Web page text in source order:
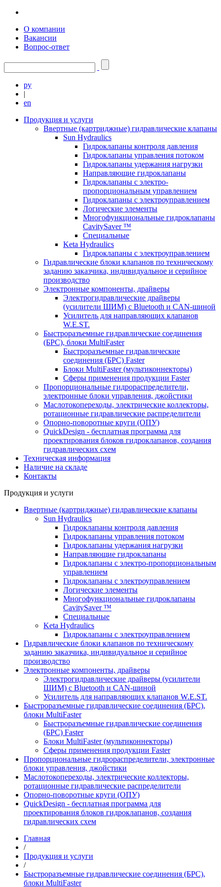
О компании
Вакансии
Вопрос-ответ
ру
|
en
Продукция и услуги
Ввертные (картриджные) гидравлические клапаны
Sun Hydraulics
Гидроклапаны контроля давления
Гидроклапаны управления потоком
Гидроклапаны удержания нагрузки
Направляющие гидроклапаны
Гидроклапаны с электро-
пропорциональным управлением
Гидроклапаны с электроуправлением
Логические элементы
Многофункциональные гидроклапаны
CavitySaver ™
Специальные
Keta Hydraulics
Гидроклапаны с электроуправлением
Гидравлические блоки клапанов по техническому
заданию заказчика, индивидуальное и серийное
производство
Электронные компоненты, драйверы
Электрогидравлические драйверы
(усилители ШИМ) с Bluetooth и CAN-шиной
Усилитель для направляющих клапанов
W.E.ST.
Быстроразъемные гидравлические соединения
(БРС), блоки MultiFaster
Быстроразъемные гидравлические
соединения (БРС) Faster
Блоки MultiFaster (мультиконнекторы)
Сферы применения продукции Faster
Пропорциональные гидрораспределители,
электронные блоки управления, джойстики
Маслотокопереходы, электрические коллекторы,
ротационные гидравлические распределители
Опорно-поворотные круги (ОПУ)
QuickDesign - бесплатная программа для
проектирования блоков гидроклапанов, создания
гидравлических схем
Техническая информация
Наличие на складе
Контакты
Продукция и услуги
Ввертные (картриджные) гидравлические клапаны
Sun Hydraulics
Гидроклапаны контроля давления
Гидроклапаны управления потоком
Гидроклапаны удержания нагрузки
Направляющие гидроклапаны
Гидроклапаны с электро-пропорциональным
управлением
Гидроклапаны с электроуправлением
Логические элементы
Многофункциональные гидроклапаны
CavitySaver ™
Специальные
Keta Hydraulics
Гидроклапаны с электроуправлением
Гидравлические блоки клапанов по техническому
заданию заказчика, индивидуальное и серийное
производство
Электронные компоненты, драйверы
Электрогидравлические драйверы (усилители
ШИМ) с Bluetooth и CAN-шиной
Усилитель для направляющих клапанов W.E.ST.
Быстроразъемные гидравлические соединения (БРС),
блоки MultiFaster
Быстроразъемные гидравлические соединения
(БРС) Faster
Блоки MultiFaster (мультиконнекторы)
Сферы применения продукции Faster
Пропорциональные гидрораспределители, электронные
блоки управления, джойстики
Маслотокопереходы, электрические коллекторы,
ротационные гидравлические распределители
Опорно-поворотные круги (ОПУ)
QuickDesign - бесплатная программа для
проектирования блоков гидроклапанов, создания
гидравлических схем
Главная
/
Продукция и услуги
/
Быстроразъемные гидравлические соединения (БРС),
блоки MultiFaster